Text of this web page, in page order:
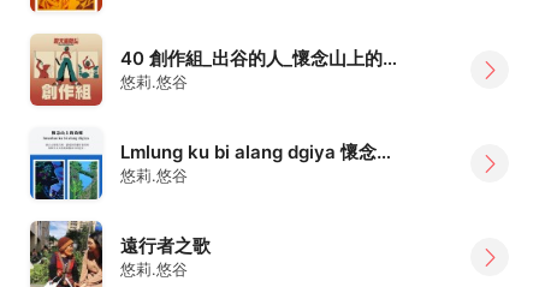
40 創作組_出谷的人_懷念山上的故鄉
悠莉.悠谷
Lmlung ku bi alang dgiya 懷念山上的故鄉
悠莉.悠谷
遠行者之歌
悠莉.悠谷